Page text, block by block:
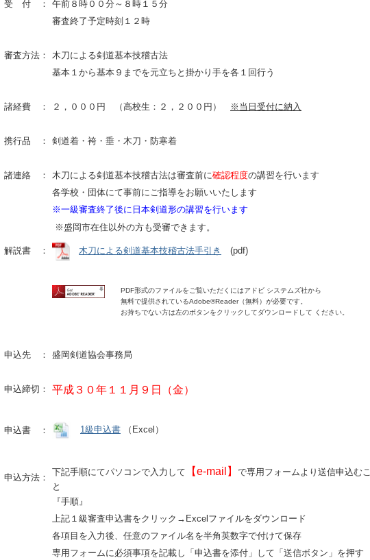
受 付 ：
午前８時００分～８時１５分
審査終了予定時刻１２時
審査方法：
木刀による剣道基本技稽古法
基本１から基本９までを元立ちと掛かり手を各１回行う
諸経費 ： ２，０００円 （高校生：２，２００円） ※当日受付に納入
携行品 ： 剣道着・袴・垂・木刀・防寒着
諸連絡 ： 木刀による剣道基本技稽古法は審査前に確認程度の講習を行います
各学校・団体にて事前にご指導をお願いいたします
※一級審査終了後に日本剣道形の講習を行います
※盛岡市在住以外の方も受審できます。
解説書 ： 木刀による剣道基本技稽古法手引き (pdf)
PDF形式のファイルをご覧いただくにはアドビ システムズ社から
無料で提供されているAdobe®Reader（無料）が必要です。
お持ちでない方は左のボタンをクリックしてダウンロードして ください。
申込先 ： 盛岡剣道協会事務局
申込締切： 平成３０年１１月９日（金）
申込書 ： 1級申込書 （Excel）
申込方法：
下記手順にてパソコンで入力して 【e-mail】 で専用フォームより送信申込むこ
と
『手順』
上記１級審査申込書をクリック→Excelファイルをダウンロード
各項目を入力後、任意のファイル名を半角英数字で付けて保存
専用フォームに必須事項を記載し「申込書を添付」して「送信ボタン」を押す